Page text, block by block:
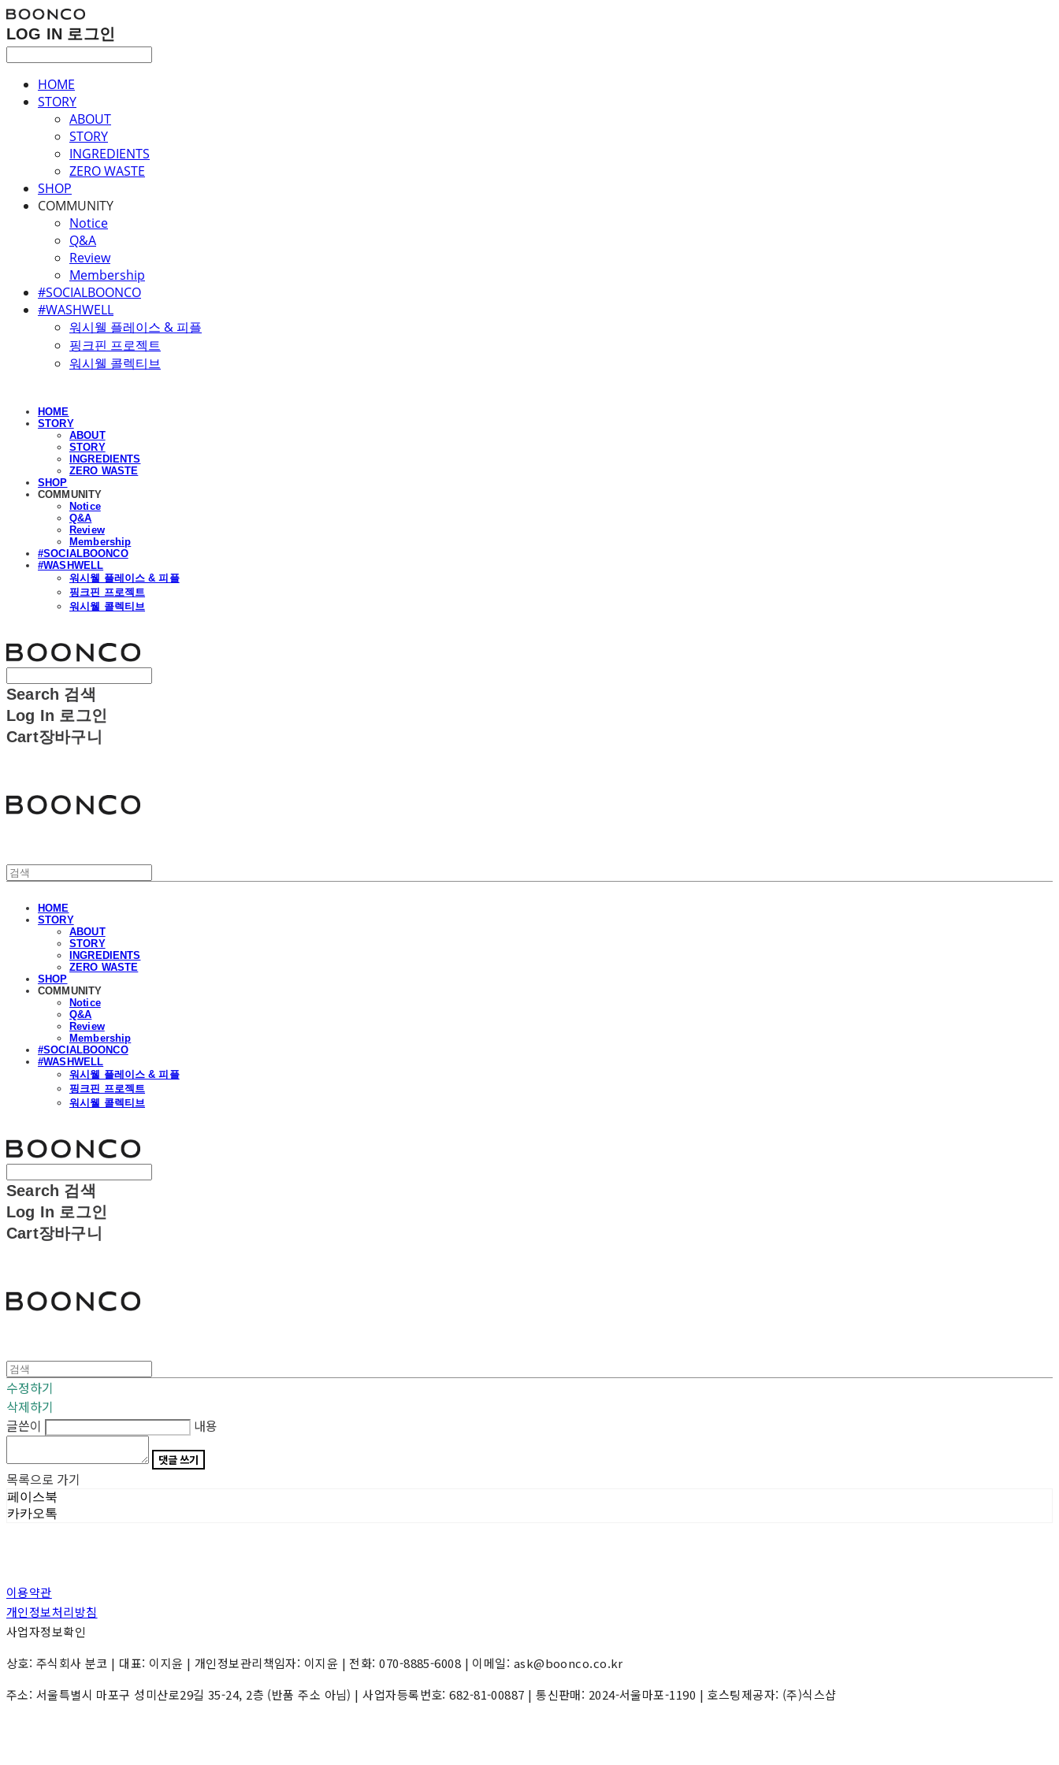
LOG IN 로그인
HOME
STORY
ABOUT
STORY
INGREDIENTS
ZERO WASTE
SHOP
COMMUNITY
Notice
Q&A
Review
Membership
#SOCIALBOONCO
#WASHWELL
워시웰 플레이스 & 피플
핑크핀 프로젝트
워시웰 콜렉티브
HOME
STORY
ABOUT
STORY
INGREDIENTS
ZERO WASTE
SHOP
COMMUNITY
Notice
Q&A
Review
Membership
#SOCIALBOONCO
#WASHWELL
워시웰 플레이스 & 피플
핑크핀 프로젝트
워시웰 콜렉티브
Search 검색
Log In 로그인
Cart장바구니
HOME
STORY
ABOUT
STORY
INGREDIENTS
ZERO WASTE
SHOP
COMMUNITY
Notice
Q&A
Review
Membership
#SOCIALBOONCO
#WASHWELL
워시웰 플레이스 & 피플
핑크핀 프로젝트
워시웰 콜렉티브
Search 검색
Log In 로그인
Cart장바구니
수정하기
삭제하기
글쓴이
내용
댓글 쓰기
목록으로 가기
페이스북
카카오톡
이용약관
개인정보처리방침
사업자정보확인
상호: 주식회사 분코 | 대표: 이지윤 | 개인정보관리책임자: 이지윤 | 전화: 070-8885-6008 | 이메일: ask@boonco.co.kr
주소: 서울특별시 마포구 성미산로29길 35-24, 2층 (반품 주소 아님) | 사업자등록번호:682-81-00887 | 통신판매: 2024-서울마포-1190 | 호스팅제공자: (주)식스샵